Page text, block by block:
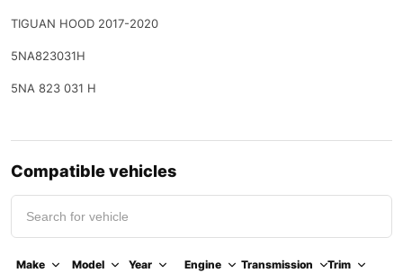
TIGUAN HOOD 2017-2020
5NA823031H
5NA 823 031 H
Compatible vehicles
Make Model Year Engine Transmission
Trim